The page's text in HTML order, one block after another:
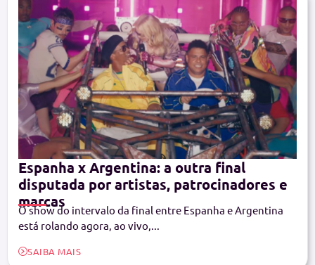
Espanha x Argentina: a outra final
disputada por artistas, patrocinadores e
marcas
O show do intervalo da final entre Espanha e Argentina
está rolando agora, ao vivo,...
SAIBA MAIS